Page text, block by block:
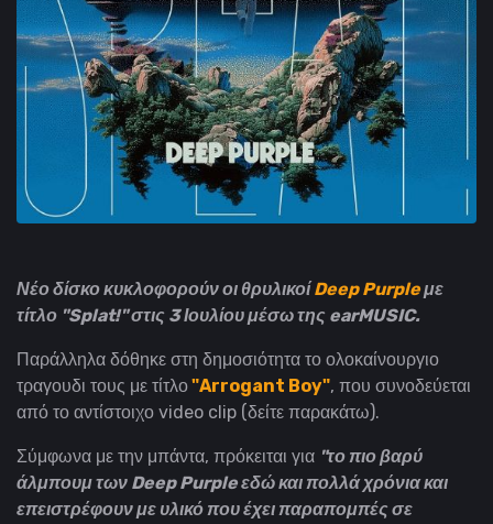
Νέο δίσκο κυκλοφορούν οι θρυλικοίDeep Purpleμε
τίτλο "Splat!" στις 3 Ιουλίου μέσω της earMUSIC.
Παράλληλα δόθηκε στη δημοσιότητα το ολοκαίνουργιο
τραγουδι τους με τίτλο"Arrogant Boy", που συνοδεύεται
από το αντίστοιχο video clip (δείτε παρακάτω).
Σύμφωνα με την μπάντα, πρόκειται για "το πιο βαρύ
άλμπουμ των Deep Purple εδώ και πολλά χρόνια και
επειστρέφουν με υλικό που έχει παραπομπές σε